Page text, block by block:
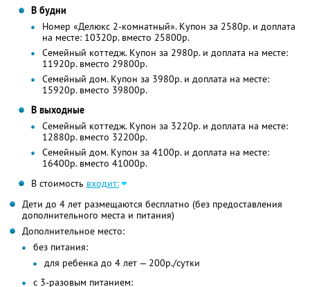
В будни
Номер «Делюкс 2-комнатный». Купон за 2580р. и доплата
на месте: 10320р. вместо 25800р.
Семейный коттедж. Купон за 2980р. и доплата на месте:
11920р. вместо 29800р.
Семейный дом. Купон за 3980р. и доплата на месте:
15920р. вместо 39800р.
В выходные
Семейный коттедж. Купон за 3220р. и доплата на месте:
12880р. вместо 32200р.
Семейный дом. Купон за 4100р. и доплата на месте:
16400р. вместо 41000р.
В стоимость входит:
Дети до 4 лет размещаются бесплатно (без предоставления
дополнительного места и питания)
Дополнительное место:
без питания:
для ребенка до 4 лет — 200р./сутки
с 3-разовым питанием: